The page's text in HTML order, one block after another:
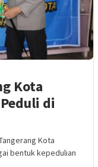
Kota
di
Kota
bentuk kepedulian